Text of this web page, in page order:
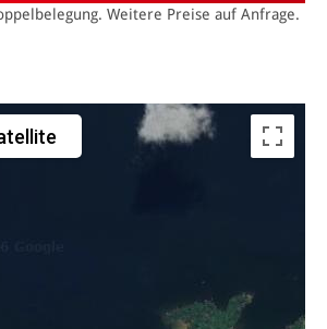
Weitere Preise auf Anfrage.